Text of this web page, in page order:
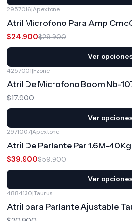
OFF
2957016|Apextone
Atril Microfono Para Amp
$24.900$29.900
Ver opciones
4257001|Fzone
Atril De Microfono Boom Nb-
$17.900
Ver opciones
OFF
2971007|Apextone
Atril De Parlante Par 1.6M-
$39.900$59.900
Ver opciones
4884130|Taurus
Atril para Parlante Ajustable